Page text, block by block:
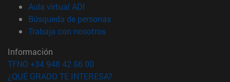
Aula virtual ADI
Búsqueda de personas(abre en nueva ventana)
Trabaja con nosotros(abre en nueva ventana)
Información
TFNO +34 948 42 56 00
¿QUÉ GRADO TE INTERESA?